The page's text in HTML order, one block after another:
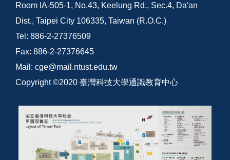
Room IA-505-1, No.43, Keelung Rd., Sec.4, Da'an
Dist., Taipei City 106335, Taiwan (R.O.C.)
Tel: 886-2-27376509
Fax: 886-2-27376645
Mail: cge@mail.ntust.edu.tw
Copyright ©2020 臺灣科技大學通識教育中心